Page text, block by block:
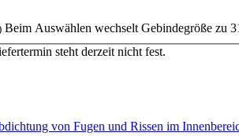
Beim Auswählen wechselt Gebindegröße zu
steht derzeit nicht fest.
von Fugen und Rissen im